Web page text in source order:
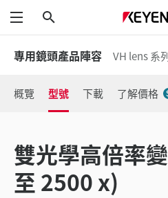
功能表
專用鏡頭產品陣容 VH lens 系
概覽 型號 下載 了解價格
雙光學高倍率
至 2500 x)